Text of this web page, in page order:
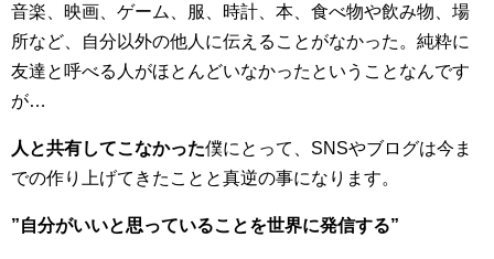
音楽、映画、ゲーム、服、時計、本、食べ物や飲み物、場
所など、自分以外の他人に伝えることがなかった。純粋に
友達と呼べる人がほとんどいなかったということなんです
が…
人と共有してこなかった僕にとって、SNSやブログは今ま
での作り上げてきたことと真逆の事になります。
”自分がいいと思っていることを世界に発信する”